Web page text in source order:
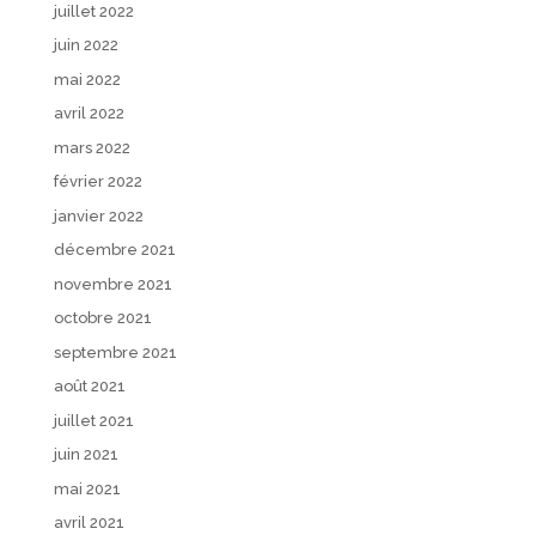
juillet 2022
juin 2022
mai 2022
avril 2022
mars 2022
février 2022
janvier 2022
décembre 2021
novembre 2021
octobre 2021
septembre 2021
août 2021
juillet 2021
juin 2021
mai 2021
avril 2021